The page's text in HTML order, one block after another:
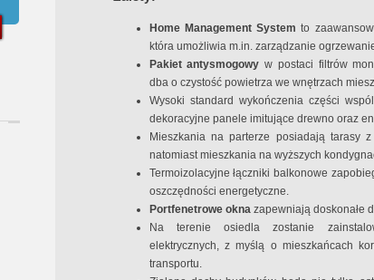
Home Management System to
która umożliwia m.in. zarządzanie
Pakiet antysmogowy w postaci filtrów
dba o czystość powietrza we wnętrzach
Wysoki standard wykończenia części
dekoracyjne panele imitujące drewno oraz
Mieszkania na parterze posiadają tarasy
natomiast mieszkania na wyższych
Termoizolacyjne łączniki balkonowe
oszczędności energetyczne.
Portfenetrowe oknazapewniają doskonałe
Na terenie osiedla zostanie
elektrycznych, z myślą o mieszkańcach
transportu.